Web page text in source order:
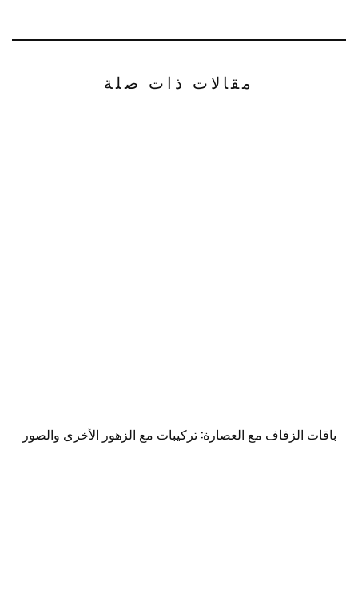
مقالات ذات صلة
باقات الزفاف مع العصارة: تركيبات مع الزهور الأخرى والصور